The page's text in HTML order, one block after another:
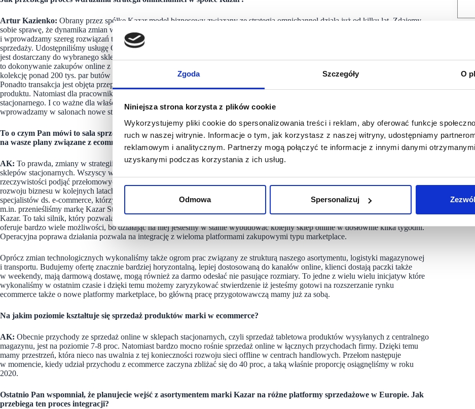
Zgoda Szczegóły O
Niniejsza strona korzysta z plików cookie
Wykorzystujemy pliki cookie do spersonalizowania treści i reklam, aby oferować funkcje
ruch w naszej witrynie. Informacje o tym, jak korzystasz z naszej witryny, udostępniamy
reklamowym i analitycznym. Partnerzy mogą połączyć te informacje z innymi danymi
uzyskanymi podczas korzystania z ich usług.
Odmowa Spersonalizuj
Artur Kazienko: Obrany przez spółkę Kazar model biznesowy związany ze strategią omnichannel działa już od kilku lat. Zdajemy
sobie sprawę, że dynamika zmian w ecommerce jest tak duża, że trzeba cały czas trzymać rękę na pulsie. Dlatego analizujemy rynek
i wprowadzamy szereg rozwiązań technologicznych, które prowadzą do przenikania się i mocniejszej integracji wszystkich kanałów
sprzedaży. Udostępniliśmy usługę Click and collect polegająca na zamówieniu przez klienta asortymentu w internecie, który następnie
jest dostarczany do wybranego sklepu lub pod wskazany adres. Kolejne udogodnienie dla klientów będących w sklepie
to dokonywanie zakupów online z poziomu tabletu, a także konsultacji z doradcą, który może zaoferować, w tym samym momencie,
kolekcję ponad 200 tys. par butów z magazynu centralnego. Zamówiony przez klienta produkt będzie u niego już następnego dnia.
Ponadto transakcja jest objęta przepisami handlu internetowego, co powoduje, że klient ma dłuższy czas na ewentualny zwrot
produktu. Natomiast dla pracowników sklepu przychód z transakcji omnichannelowej jest zaliczany do przychodu sklepu
stacjonarnego. I co ważne dla właścicieli centrów handlowych, transakcja jest raportowana jako sprzedaż w salonie. Obecnie
wprowadzamy w salonach nowe standardy obsługi klienta, a także kolejne rozwiązania przez tablety.
To o czym Pan mówi to sala sprzedaży, a czy mógłby Pan nieco uchylić drzwi od kuchni. Czy pandemia wpłynęła jakoś
na wasze plany związane z ecommerce?
AK: To prawda, zmiany w strategii rozwoju marki Kazar przyspieszyły w momencie wybuchu pandemii oraz marcowego zamknięcia
sklepów stacjonarnych. Wszyscy w firmie zadaliśmy sobie pytanie – jak mamy dalej działać? Czy nie należy w tej nowej
rzeczywistości podjąć przełomowych decyzji, które spowodują, że trochę inaczej będziemy patrzyli w przyszłość i układali strategię
rozwoju biznesu w kolejnych latach. Wówczas doszliśmy do wniosku, że należy wzmocnić dział technologiczny. Zatrudniliśmy szereg
specjalistów ds. e-commerce, którzy obecnie rozwijają markę od strony technologicznej. W ramach procesu transformacji cyfrowej
m.in. przenieśliśmy markę Kazar Studio na darmową platformę internetową Magento2, na której wkrótce będzie działać również
Kazar. To taki silnik, który pozwala nam, w prosty sposób, zarządzać i dodawać kolejne marki, projekty i linie produktowe. Platforma
oferuje bardzo wiele możliwości, bo działając na niej jesteśmy w stanie wybudować kolejny sklep online w dosłownie kilka tygodni.
Operacyjna poprawa działania pozwala na integrację z wieloma platformami zakupowymi typu marketplace.
Oprócz zmian technologicznych wykonaliśmy także ogrom prac związany ze strukturą naszego asortymentu, logistyki magazynowej
i transportu. Budujemy ofertę znacznie bardziej horyzontalną, lepiej dostosowaną do kanałów online, klienci dostają paczki także
w weekendy, mają darmową dostawę, mogą również za darmo odesłać nie pasujące rozmiary. To jedne z wielu wielu inicjatyw które
wykonaliśmy w ostatnim czasie i dzięki temu możemy zaryzykować stwierdzenie iż jesteśmy gotowi na rozszerzanie rynku
ecommerce także o nowe platformy marketplace, bo główną pracę przygotowawczą mamy już za sobą.
Na jakim poziomie kształtuje się sprzedaż produktów marki w ecommerce?
AK: Obecnie przychody ze sprzedaż online w sklepach stacjonarnych, czyli sprzedaż tabletowa produktów wysyłanych z centralnego
magazynu, jest na poziomie 7-8 proc. Natomiast bardzo mocno rośnie sprzedaż online w łącznych przychodach firmy. Dzięki temu
mamy przestrzeń, która nieco nas uwalnia z tej konieczności rozwoju sieci offline w centrach handlowych. Przełom następuje
w momencie, kiedy udział przychodu z ecommerce zaczyna zbliżać się do 40 proc, a taką właśnie proporcję osiągnęliśmy w roku
2020.
Ostatnio Pan wspomniał, że planujecie wejść z asortymentem marki Kazar na różne platformy sprzedażowe w Europie. Jak
przebiega ten proces integracji?